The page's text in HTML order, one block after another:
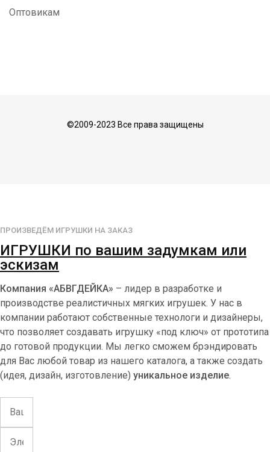
Оптовикам
©2009-2023 Все права защищены
ПРОИЗВЕДЁМ ИГРУШКИ НА ЗАКАЗ
ИГРУШКИ по вашим задумкам или
эскизам
Компания «АБВГДЕЙКА» – лидер в разработке и
производстве реалистичных мягких игрушек. У нас в
компании работают собственные технологи и дизайнеры,
что позволяет создавать игрушку «под ключ» от прототипа
до готовой продукции. Мы легко сможем брэндировать
для Вас любой товар из нашего каталога, а также создать
(идея, дизайн, изготовление) уникальное изделие.